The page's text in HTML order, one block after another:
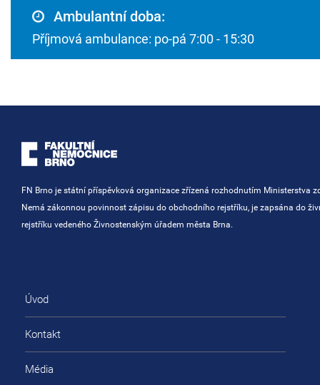
Ambulantní doba:
Příjmová ambulance: po-pá 7:00 - 15:30
FN Brno je státní příspěvková organizace zřízená rozhodnutím Ministerstva
Nemá zákonnou povinnost zápisu do obchodního rejstříku, je zapsána do
rejstříku vedeného Živnostenským úřadem města Brna.
Úvod
Kontakt
Média